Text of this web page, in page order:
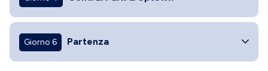
Giorno 6 Partenza